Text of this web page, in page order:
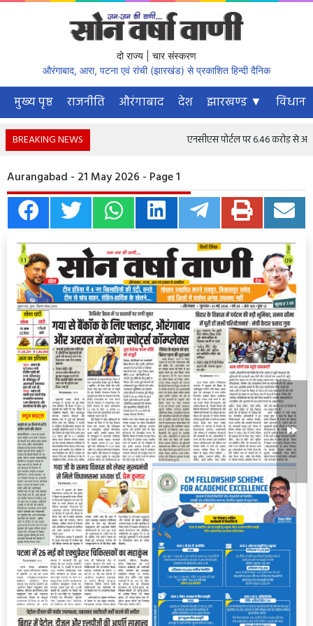
दो राज्य | चार संस्करण
औरंगाबाद, आरा, पटना एवं रांची (झारखंड) से प्रकाशित हिन्दी दैनिक
मुख्य पृष्ठ राजनीति औरंगाबाद देश झारखण्ड ▼
BREAKING NEWS एनसीएस पोर्टल पर 6.46 करोड़ से
Aurangabad - 21 May 2026 - Page 1